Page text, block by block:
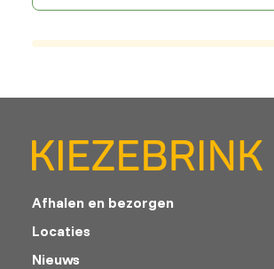
Afhalen en bezorgen
Locaties
Nieuws